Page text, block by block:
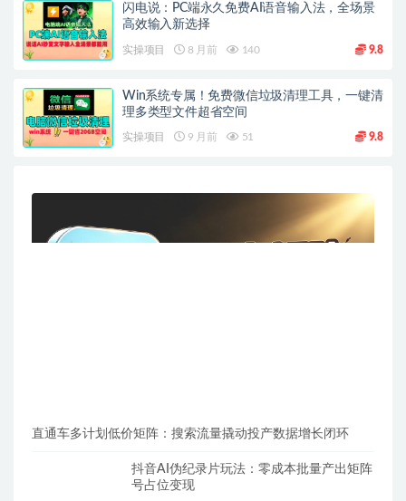
闪电说：PC端永久免费AI语音输入法，全场景
高效输入新选择
实操项目 8 月前 140 9.8
Win系统专属！免费微信垃圾清理工具，一键清
理多类型文件超省空间
实操项目 9 月前 51 9.8
直通车多计划低价矩阵：搜索流量撬动投产数据增长闭环
抖音AI伪纪录片玩法：零成本批量产出矩阵
号占位变现